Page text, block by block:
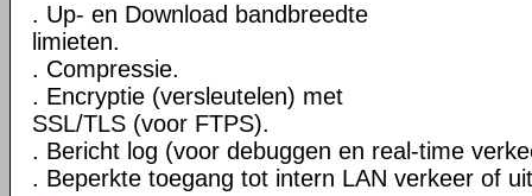
. Up- en Download bandbreedte
limieten.
. Compressie.
. Encryptie (versleutelen) met
SSL/TLS (voor FTPS).
. Bericht log (voor debuggen en real-time
. Beperkte toegang tot intern LAN verkeer of